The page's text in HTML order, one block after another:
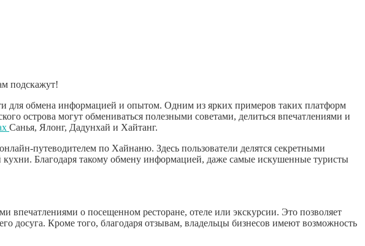
подскажут!
для обмена информацией и опытом. Одним из ярких примеров таких платформ
острова могут обмениваться полезными советами, делиться впечатлениями и
Санья, Ялонг, Дадунхай и Хайтанг.
путеводителем по Хайнаню. Здесь пользователи делятся секретными
кухни. Благодаря такому обмену информацией, даже самые искушенные туристы
впечатлениями о посещенном ресторане, отеле или экскурсии. Это позволяет
досуга. Кроме того, благодаря отзывам, владельцы бизнесов имеют возможность